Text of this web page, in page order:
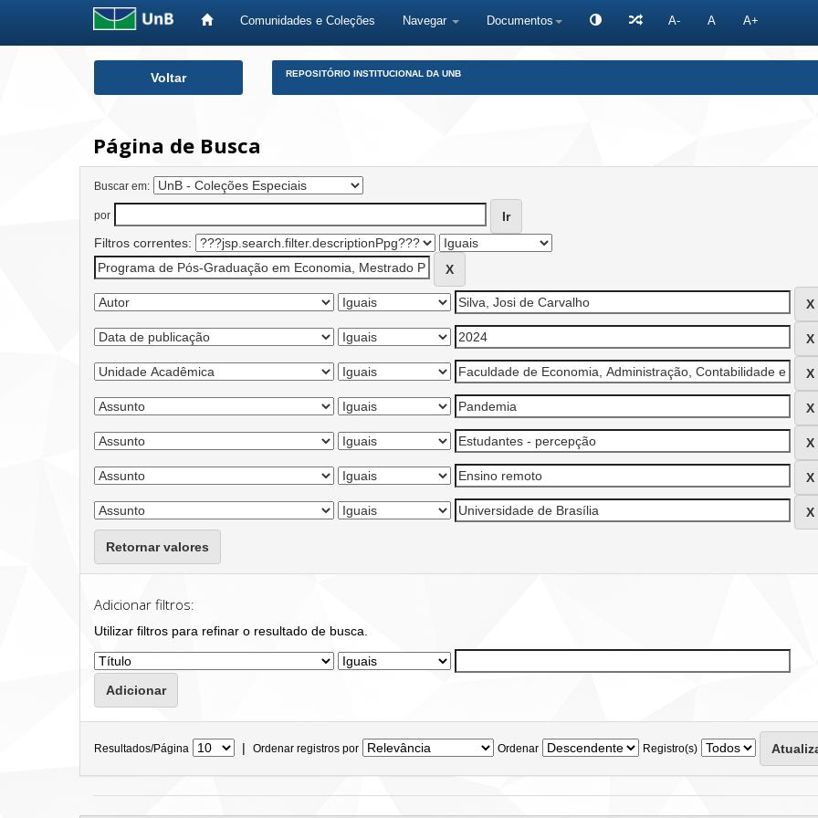
Comunidades e Coleções Navegar Documentos A- A A+
Voltar REPOSITÓRIO INSTITUCIONAL DA UNB
Página de Busca
Buscar em:
por
Filtros correntes:
Retornar valores
Adicionar filtros:
Utilizar filtros para refinar o resultado de busca.
Resultados/Página | Ordenar registros por Ordenar Registro(s)